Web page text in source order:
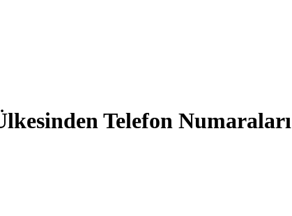
Telefon Numaraları